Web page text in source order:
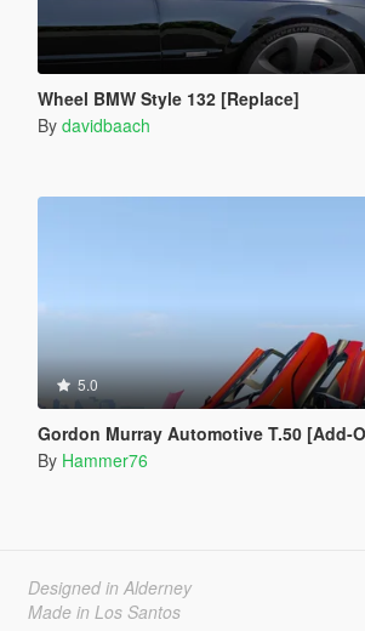
Wheel BMW Style 132 [Replace]
By davidbaach
5.0
Gordon Murray Automotive T.50 [Add-On |
By Hammer76
Designed in Alderney
Made in Los Santos